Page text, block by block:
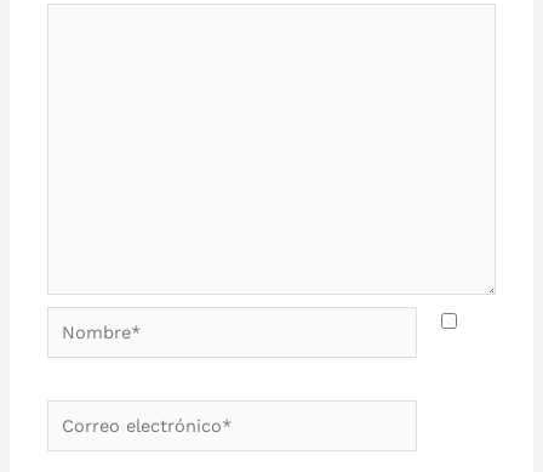
Nombre*
Correo
electrónico*